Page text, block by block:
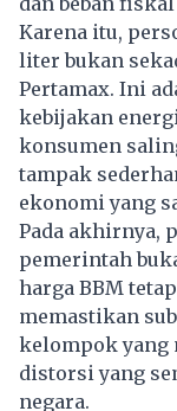
Karena itu,
liter bukan
Pertamax. Ini
kebijakan
konsumen
tampak
ekonomi yang
Pada akhirnya,
pemerintah
harga BBM
memastikan
kelompok yang
distorsi yang
negara.